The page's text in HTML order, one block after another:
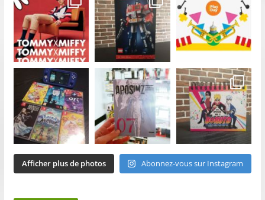
Afficher plus de photos Abonnez-vous sur Instagram